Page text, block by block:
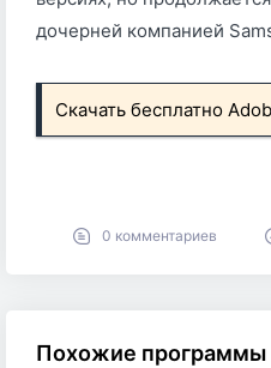
дочерней компанией
Скачать бесплатно
0 комментариев
Похожие программы